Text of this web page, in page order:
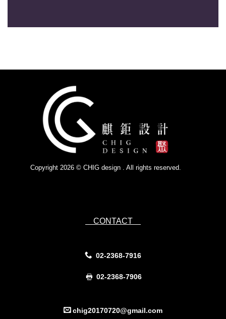
Copyright 2026 © CHIG design . All rights reserved.
CONTACT
02-2368-7916
02-2368-7906
chig20170720@gmail.com